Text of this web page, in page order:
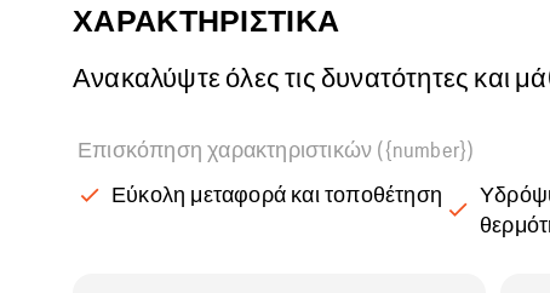
ΧΑΡΑΚΤΗΡΙΣΤΙΚΆ
Ανακαλύψτε όλες τις δυνατότητες και
Επισκόπηση χαρακτηριστικών ({number})
Εύκολη μεταφορά και τοποθέτηση